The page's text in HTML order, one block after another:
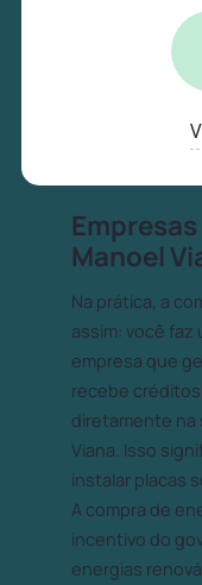
Manoel
Na prática, a
assim: você faz
empresa que
recebe
diretamente na
Viana. Isso
instalar placas
A compra de
incentivo do
energias